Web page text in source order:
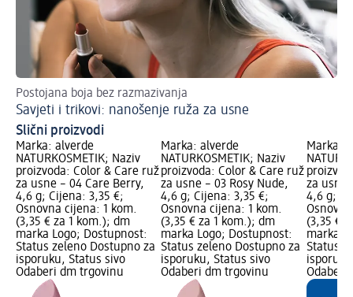
Postojana boja bez razmazivanja
Savjeti i trikovi: nanošenje ruža za usne
Slični proizvodi
Marka: alverde
NATURKOSMETIK; Naziv
proizvoda: Color & Care ruž
za usne – 04 Care Berry,
4,6 g; Cijena: 3,35 €;
Osnovna cijena: 1 kom.
(3,35 € za 1 kom.); dm
marka Logo; Dostupnost:
Status zeleno Dostupno za
isporuku, Status sivo
Odaberi dm trgovinu
Marka: alverde
NATURKOSMETIK; Naziv
proizvoda: Color & Care ruž
za usne – 03 Rosy Nude,
4,6 g; Cijena: 3,35 €;
Osnovna cijena: 1 kom.
(3,35 € za 1 kom.); dm
marka Logo; Dostupnost:
Status zeleno Dostupno za
isporuku, Status sivo
Odaberi dm trgovinu
Marka:
za usne
4,6 g;
(3,35 €
marka
Status
Odaberi